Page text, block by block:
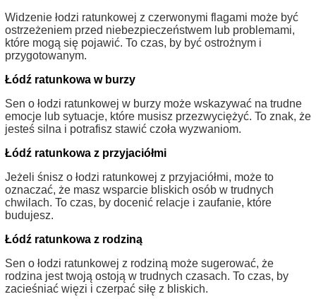
Widzenie łodzi ratunkowej z czerwonymi flagami może być
ostrzeżeniem przed niebezpieczeństwem lub problemami,
które mogą się pojawić. To czas, by być ostrożnym i
przygotowanym.
Łódź ratunkowa w burzy
Sen o łodzi ratunkowej w burzy może wskazywać na trudne
emocje lub sytuacje, które musisz przezwyciężyć. To znak, że
jesteś silna i potrafisz stawić czoła wyzwaniom.
Łódź ratunkowa z przyjaciółmi
Jeżeli śnisz o łodzi ratunkowej z przyjaciółmi, może to
oznaczać, że masz wsparcie bliskich osób w trudnych
chwilach. To czas, by docenić relacje i zaufanie, które
budujesz.
Łódź ratunkowa z rodziną
Sen o łodzi ratunkowej z rodziną może sugerować, że
rodzina jest twoją ostoją w trudnych czasach. To czas, by
zacieśniać więzi i czerpać siłę z bliskich.